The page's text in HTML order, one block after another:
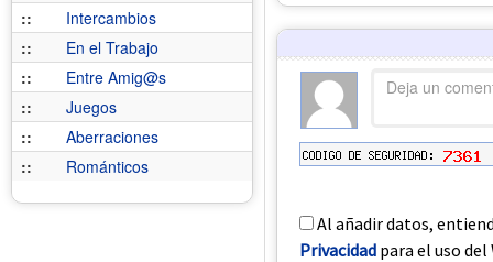
::
Intercambios
::
En el Trabajo
::
Entre Amig@s
::
Juegos
::
Aberraciones
::
Románticos
Al añadir datos,
Privacidad para el uso del